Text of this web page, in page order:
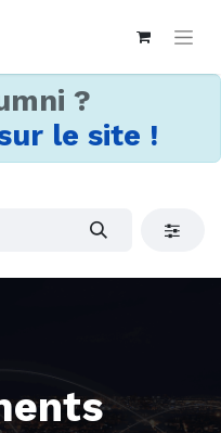
?
le site !